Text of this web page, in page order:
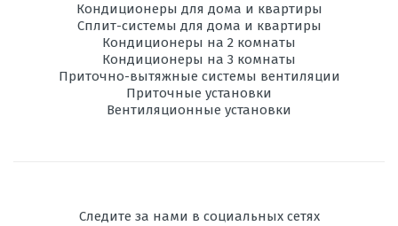
Кондиционеры для дома и квартиры
Сплит-системы для дома и квартиры
Кондиционеры на 2 комнаты
Кондиционеры на 3 комнаты
Приточно-вытяжные системы вентиляции
Приточные установки
Вентиляционные установки
Следите за нами в социальных сетях